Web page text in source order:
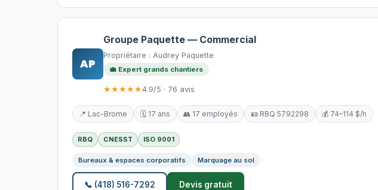
AP
Groupe Paquette — Commercial
Propriétaire : Audrey Paquette
💼 Expert grands chantiers
★★★★★4.9/5 · 76 avis
📍 Lac-Brome 🗓️ 17 ans 👥 17 employés 🪪 RBQ 5792298 💰 74–114 $/h
RBQ CNESST ISO 9001
Bureaux & espaces corporatifs Marquage au sol
📞 (418) 516-7292 Devis gratuit